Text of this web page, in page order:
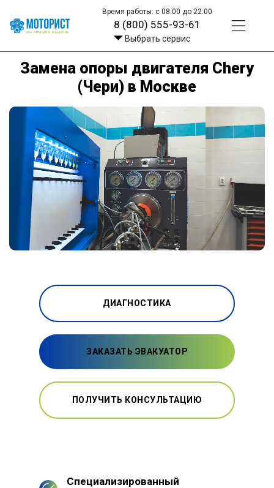
Время работы: с 08:00 до 22:00
8 (800) 555-93-61
Выбрать сервис
Замена опоры двигателя Chery
(Чери) в Москве
ДИАГНОСТИКА
ЗАКАЗАТЬ ЭВАКУАТОР
ПОЛУЧИТЬ КОНСУЛЬТАЦИЮ
Специализированный